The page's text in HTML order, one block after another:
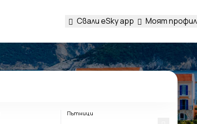
Свали eSky app Моят профил
Пътници